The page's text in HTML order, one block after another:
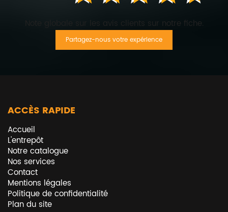
Note globale sur les avis clients sur notre fiche.
Partagez-nous votre expérience
ACCÈS RAPIDE
Accueil
L'entrepôt
Notre catalogue
Nos services
Contact
Mentions légales
Politique de confidentialité
Plan du site